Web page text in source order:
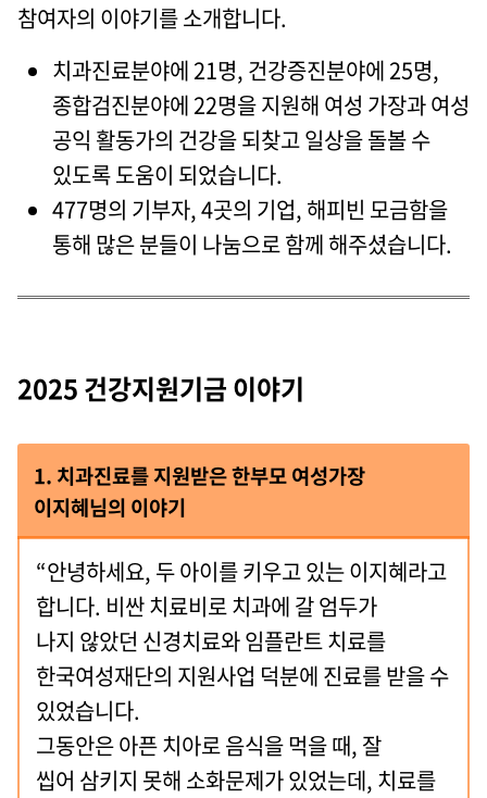
참여자의 이야기를 소개합니다.
치과진료분야에 21명, 건강증진분야에 25명,
종합검진분야에 22명을 지원해 여성 가장과 여성
공익 활동가의 건강을 되찾고 일상을 돌볼 수
있도록 도움이 되었습니다.
477명의 기부자, 4곳의 기업, 해피빈 모금함을
통해 많은 분들이 나눔으로 함께 해주셨습니다.
2025 건강지원기금 이야기
1. 치과진료를 지원받은 한부모 여성가장
이지혜님의 이야기
“안녕하세요, 두 아이를 키우고 있는 이지혜라고
합니다. 비싼 치료비로 치과에 갈 엄두가
나지 않았던 신경치료와 임플란트 치료를
한국여성재단의 지원사업 덕분에 진료를 받을 수
있었습니다.
그동안은 아픈 치아로 음식을 먹을 때, 잘
씹어 삼키지 못해 소화문제가 있었는데, 치료를